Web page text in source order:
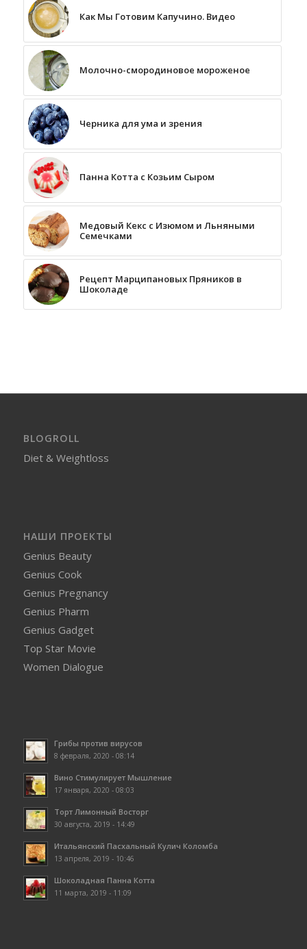
Как Мы Готовим Капучино. Видео
Молочно-смородиновое мороженое
Черника для ума и зрения
Панна Котта с Козьим Сыром
Медовый Кекс с Изюмом и Льняными
Семечками
Рецепт Марципановых Пряников в
Шоколаде
BLOGROLL
Diet & Weightloss
НАШИ ПРОЕКТЫ
Genius Beauty
Genius Cook
Genius Pregnancy
Genius Pharm
Genius Gadget
Top Star Movie
Women Dialogue
Грибы против вирусов
8 февраля, 2020 - 08:14
Вино Стимулирует Мышление
17 января, 2020 - 08:03
Торт Лимонный Восторг
30 августа, 2019 - 14:49
Итальянский Пасхальный Кулич Коломба
13 апреля, 2019 - 10:46
Шоколадная Панна Котта
11 марта, 2019 - 11:09